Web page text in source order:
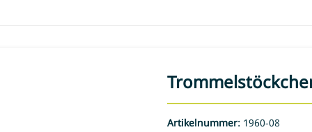
Artikelnummer: 1960-08